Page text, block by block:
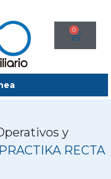
0
y
RECTA